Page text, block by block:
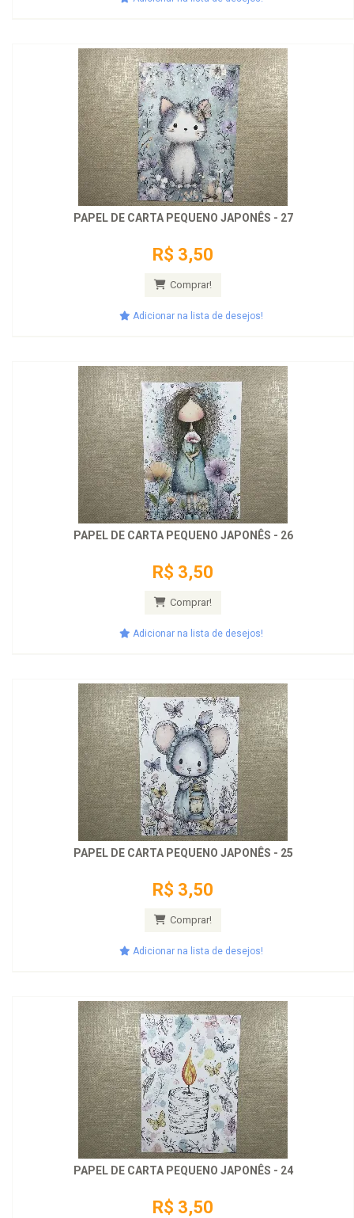
PAPEL DE CARTA PEQUENO JAPONÊS - 27
R$ 3,50
Comprar!
Adicionar na lista de desejos!
PAPEL DE CARTA PEQUENO JAPONÊS - 26
R$ 3,50
Comprar!
Adicionar na lista de desejos!
PAPEL DE CARTA PEQUENO JAPONÊS - 25
R$ 3,50
Comprar!
Adicionar na lista de desejos!
PAPEL DE CARTA PEQUENO JAPONÊS - 24
R$ 3,50